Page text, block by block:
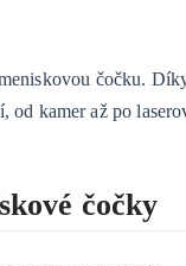
čočku.
od kamer až po
čočky